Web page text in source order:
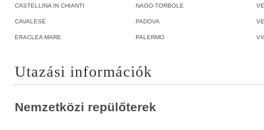
CASTELLINA IN CHIANTI
CAVALESE
ERACLEA MARE
NAGO-TORBOLE
PADOVA
PALERMO
Utazási információk
Nemzetközi repülőterek